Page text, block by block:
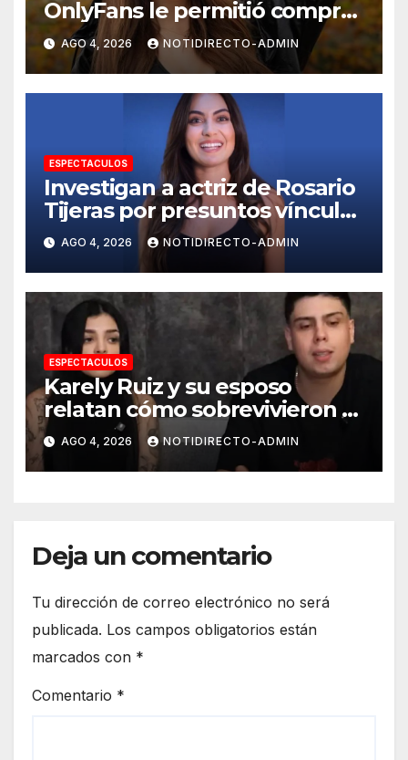
OnlyFans le permitió comprar
un departamento en
Manhattan
AGO 4, 2026 NOTIDIRECTO-ADMIN
ESPECTACULOS
Investigan a actriz de Rosario
Tijeras por presuntos vínculos
con red de huachicol fiscal
AGO 4, 2026 NOTIDIRECTO-ADMIN
ESPECTACULOS
Karely Ruiz y su esposo
relatan cómo sobrevivieron al
violento asalto en su casa de
Nuevo León
AGO 4, 2026 NOTIDIRECTO-ADMIN
Deja un comentario
Tu dirección de correo electrónico no será
publicada. Los campos obligatorios están
marcados con *
Comentario *